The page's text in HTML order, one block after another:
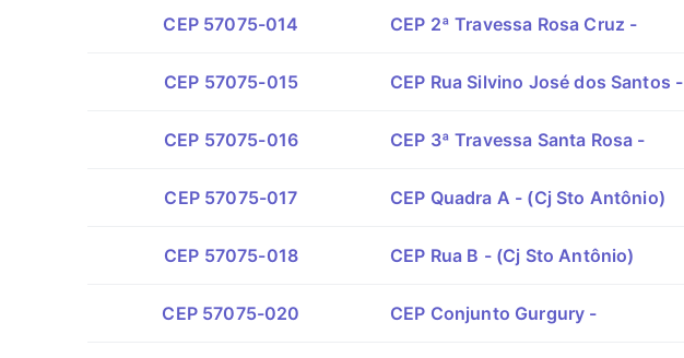
CEP 57075-014 CEP 2ª Travessa Rosa Cruz -
CEP 57075-015 CEP Rua Silvino José dos Santos -
CEP 57075-016 CEP 3ª Travessa Santa Rosa -
CEP 57075-017 CEP Quadra A - (Cj Sto Antônio)
CEP 57075-018 CEP Rua B - (Cj Sto Antônio)
CEP 57075-020 CEP Conjunto Gurgury -